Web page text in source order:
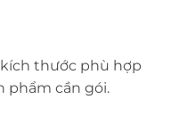
thước phù hợp
phẩm cần gói.